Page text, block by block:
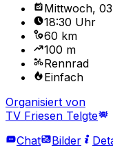
Mittwoch,
18:30 Uhr
60 km
100 m
Rennrad
Einfach
Organisiert von
TV Friesen Telgte
Chat
Bilder